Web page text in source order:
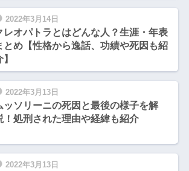
2022年3月14日
レオパトラとはどんな人？生涯・年表
とめ【性格から逸話、功績や死因も紹
2022年3月13日
ッソリーニの死因と最後の様子を解
！処刑された理由や経緯も紹介
2022年3月13日